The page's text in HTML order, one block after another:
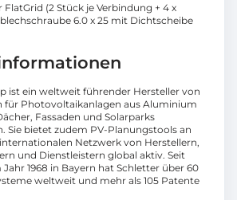
(2 Stück je Verbindung + 4 x
6.0 x 25 mit Dichtscheibe
ist ein weltweit führender Hersteller von
für Photovoltaikanlagen aus Aluminium
Fassaden und Solarparks
Sie bietet zudem PV-Planungstools an
Netzwerk von Herstellern,
und Dienstleistern global aktiv. Seit
1968 in Bayern hat Schletter über 60
weltweit und mehr als 105 Patente